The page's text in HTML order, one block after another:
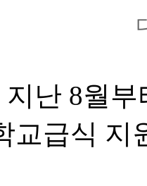
난 8월부
교급식 지